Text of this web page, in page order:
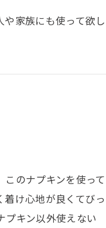
家族にも使って欲し
のナプキンを使って
け心地が良くてびっ
プキン以外使えない